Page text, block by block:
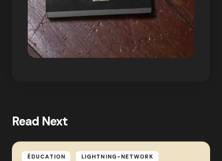
Read Next
ÉDUCATION LIGHTNING-NETWORK